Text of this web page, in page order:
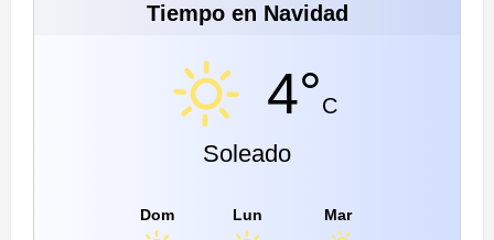
Tiempo en Navidad
4°C
Soleado
Dom Lun Mar